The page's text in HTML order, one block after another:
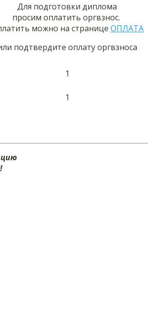
Для подготовки диплома
просим оплатить оргвзнос.
можно на странице ОПЛАТА
подтвердите оплату оргвзноса
1
1